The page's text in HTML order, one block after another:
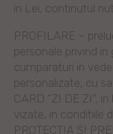
in Lei, continutul
PROFILARE –
personale privind in
cumparaturi in
personalizate, cu
CARD “ZI DE ZI”,
vizate, in conditiile
PROTECTIA SI